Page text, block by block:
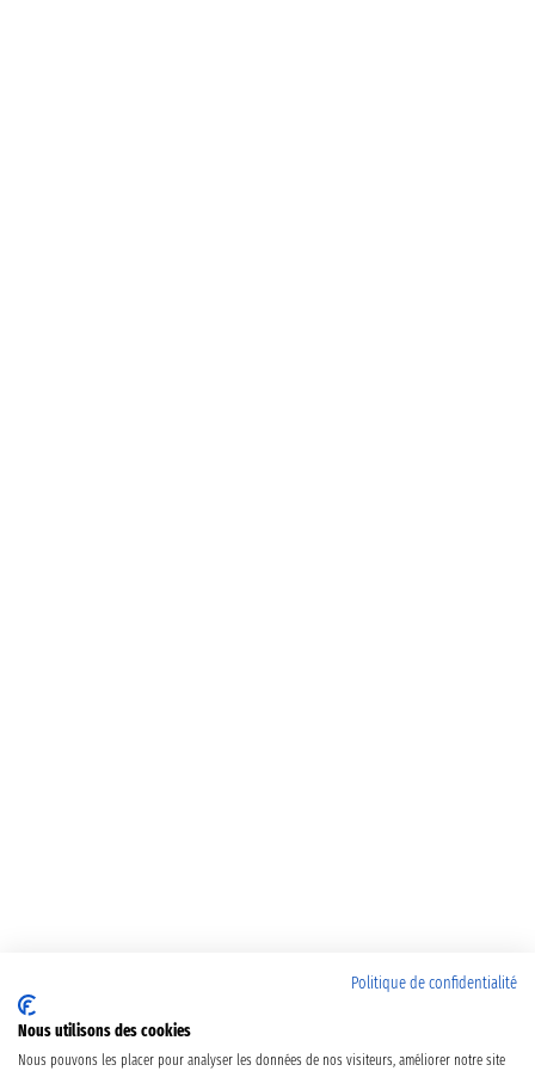
Politique de confidentialité
Nous utilisons des cookies
Nous pouvons les placer pour analyser les données de nos visiteurs, améliorer notre site